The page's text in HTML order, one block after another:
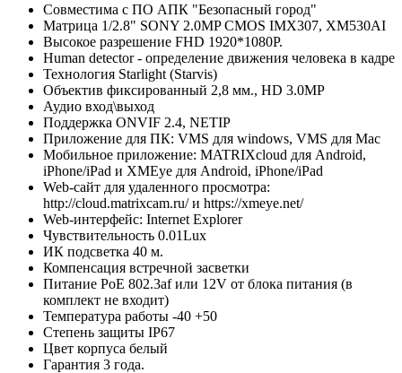
Совместима с ПО АПК "Безопасный город"
Матрица 1/2.8" SONY 2.0MP CMOS IMX307, XM530AI
Высокое разрешение FHD 1920*1080P.
Human detector - определение движения человека в кадре
Технология Starlight (Starvis)
Объектив фиксированный 2,8 мм., HD 3.0MP
Аудио вход\выход
Поддержка ONVIF 2.4, NETIP
Приложение для ПК: VMS для windows, VMS для Mac
Мобильное приложение: MATRIXcloud для Android,
iPhone/iPad и XMEye для Android, iPhone/iPad
Web-сайт для удаленного просмотра:
http://cloud.matrixcam.ru/ и https://xmeye.net/
Web-интерфейс: Internet Explorer
Чувствительность 0.01Lux
ИК подсветка 40 м.
Компенсация встречной засветки
Питание PoE 802.3af или 12V от блока питания (в
комплект не входит)
Температура работы -40 +50
Cтепень защиты IP67
Цвет корпуса белый
Гарантия 3 года.